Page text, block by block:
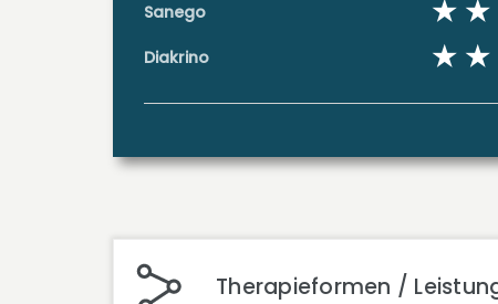
Sanego
Diakrino
Therapieformen /